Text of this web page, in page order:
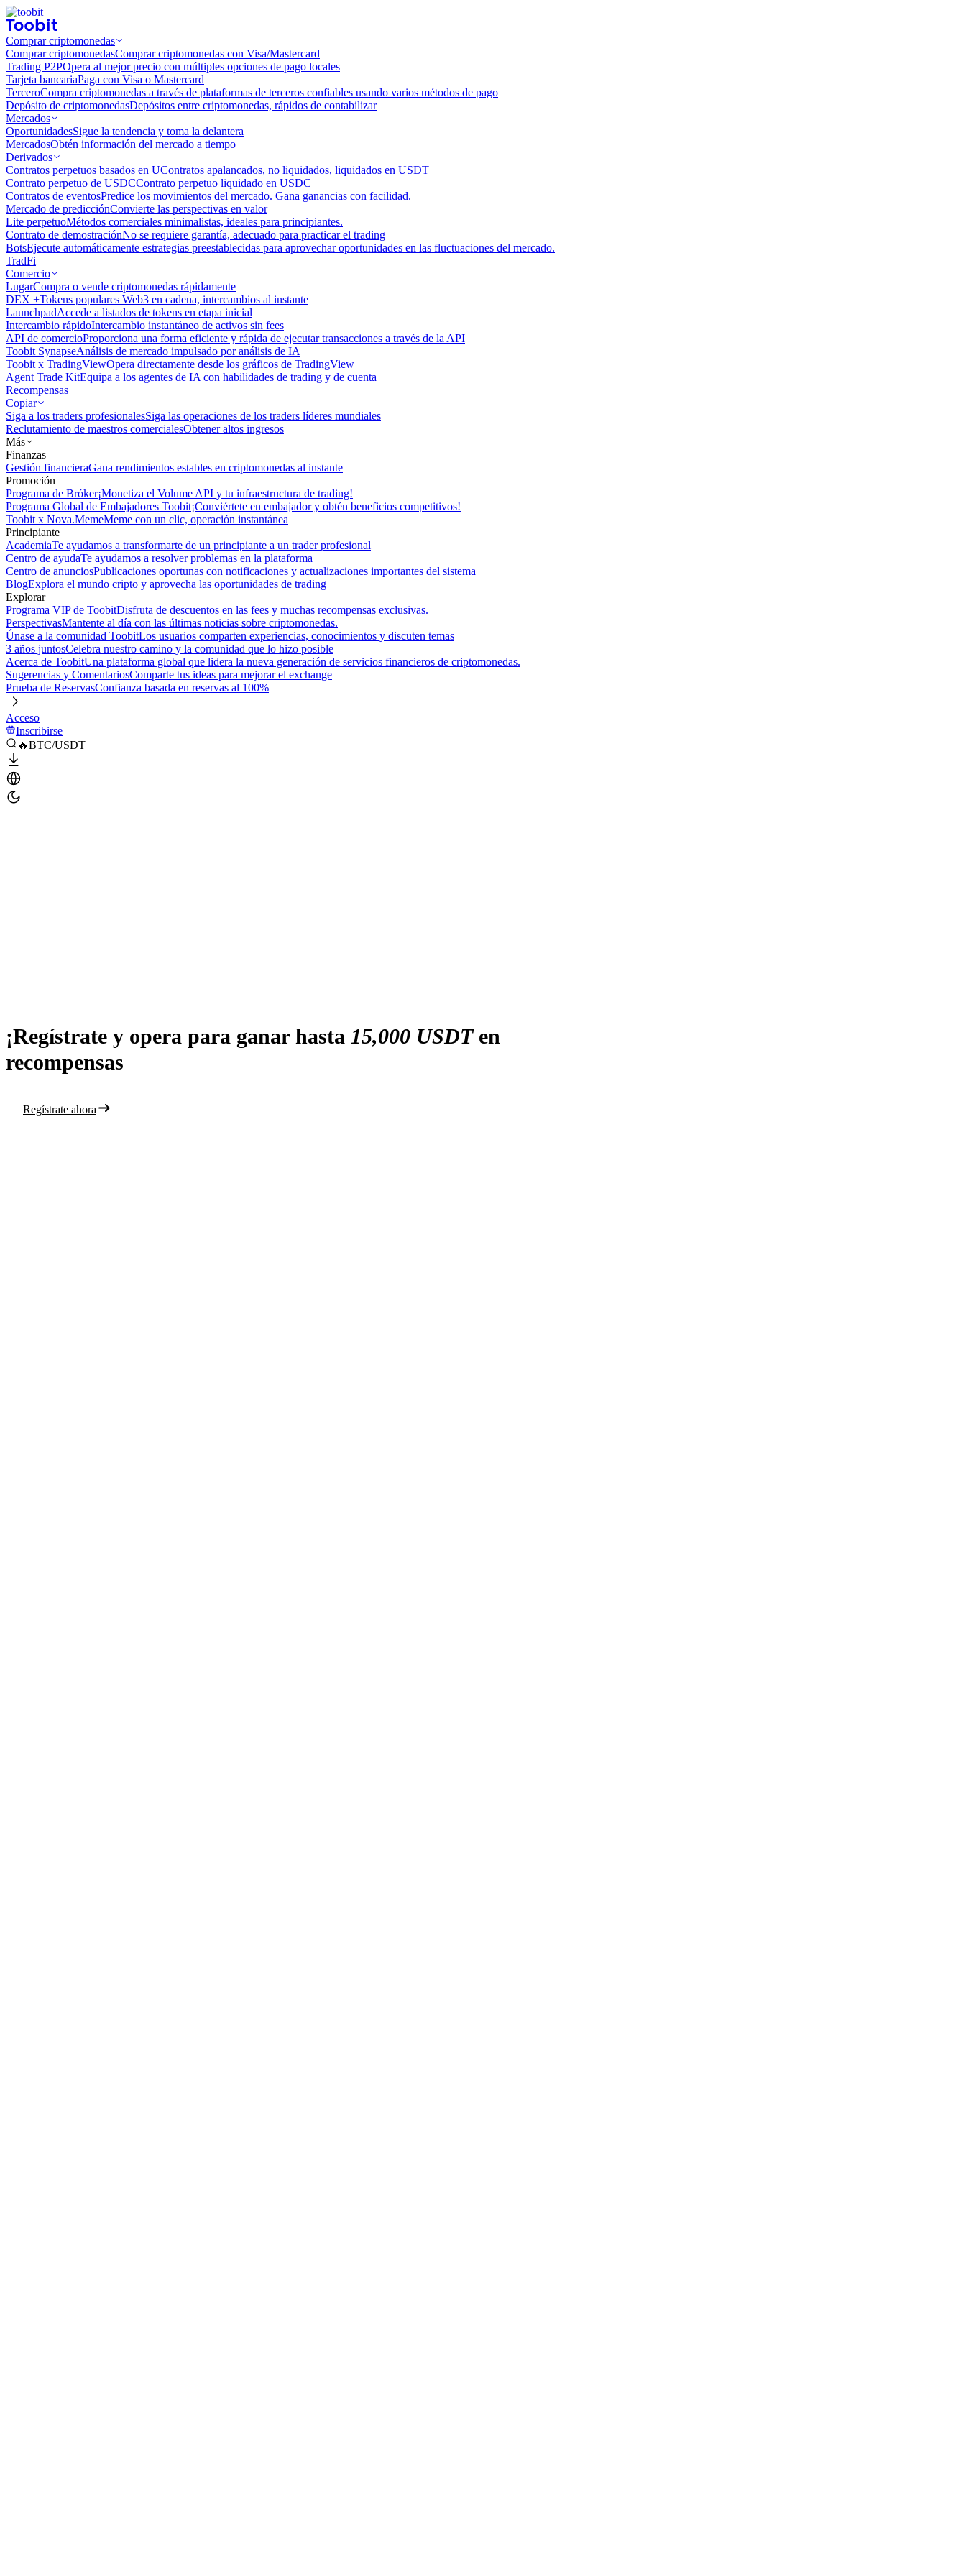
Comprar criptomonedas
Comprar criptomonedasComprar criptomonedas con Visa/Mastercard
Trading P2POpera al mejor precio con múltiples opciones de pago locales
Tarjeta bancariaPaga con Visa o Mastercard
TerceroCompra criptomonedas a través de plataformas de terceros confiables usando varios métodos de pago
Depósito de criptomonedasDepósitos entre criptomonedas, rápidos de contabilizar
Mercados
OportunidadesSigue la tendencia y toma la delantera
MercadosObtén información del mercado a tiempo
Derivados
Contratos perpetuos basados ​​en UContratos apalancados, no liquidados, liquidados en USDT
Contrato perpetuo de USDCContrato perpetuo liquidado en USDC
Contratos de eventosPredice los movimientos del mercado. Gana ganancias con facilidad.
Mercado de predicciónConvierte las perspectivas en valor
Lite perpetuoMétodos comerciales minimalistas, ideales para principiantes.
Contrato de demostraciónNo se requiere garantía, adecuado para practicar el trading
BotsEjecute automáticamente estrategias preestablecidas para aprovechar oportunidades en las fluctuaciones del mercado.
TradFi
Comercio
LugarCompra o vende criptomonedas rápidamente
DEX +Tokens populares Web3 en cadena, intercambios al instante
LaunchpadAccede a listados de tokens en etapa inicial
Intercambio rápidoIntercambio instantáneo de activos sin fees
API de comercioProporciona una forma eficiente y rápida de ejecutar transacciones a través de la API
Toobit SynapseAnálisis de mercado impulsado por análisis de IA
Toobit x TradingViewOpera directamente desde los gráficos de TradingView
Agent Trade KitEquipa a los agentes de IA con habilidades de trading y de cuenta
Recompensas
Copiar
Siga a los traders profesionalesSiga las operaciones de los traders líderes mundiales
Reclutamiento de maestros comercialesObtener altos ingresos
Más
Finanzas
Gestión financieraGana rendimientos estables en criptomonedas al instante
Promoción
Programa de Bróker¡Monetiza el Volume API y tu infraestructura de trading!
Programa Global de Embajadores Toobit¡Conviértete en embajador y obtén beneficios competitivos!
Toobit x Nova.MemeMeme con un clic, operación instantánea
Principiante
AcademiaTe ayudamos a transformarte de un principiante a un trader profesional
Centro de ayudaTe ayudamos a resolver problemas en la plataforma
Centro de anunciosPublicaciones oportunas con notificaciones y actualizaciones importantes del sistema
BlogExplora el mundo cripto y aprovecha las oportunidades de trading
Explorar
Programa VIP de ToobitDisfruta de descuentos en las fees y muchas recompensas exclusivas.
PerspectivasMantente al día con las últimas noticias sobre criptomonedas.
Únase a la comunidad ToobitLos usuarios comparten experiencias, conocimientos y discuten temas
3 años juntosCelebra nuestro camino y la comunidad que lo hizo posible
Acerca de ToobitUna plataforma global que lidera la nueva generación de servicios financieros de criptomonedas.
Sugerencias y ComentariosComparte tus ideas para mejorar el exchange
Prueba de ReservasConfianza basada en reservas al 100%
Acceso
Inscribirse
🔥BTC/USDT
¡Regístrate y opera para ganar hasta 15,000 USDTen
recompensas
Regístrate ahora